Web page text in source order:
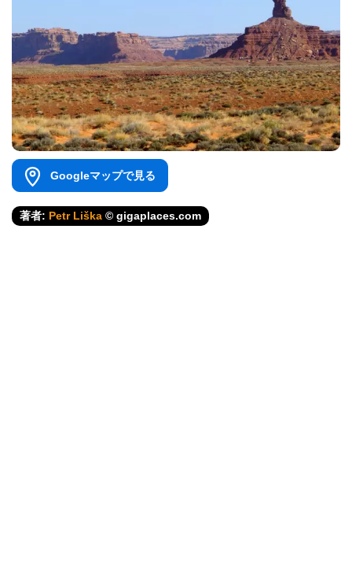
Googleマップで見る
著者: Petr Liška © gigaplaces.com